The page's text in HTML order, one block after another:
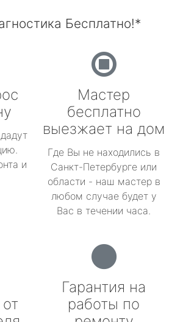
Бесплатно!*
и
Мастер
бесплатно
выезжает на дом
Где Вы не находились в
Санкт-Петербурге или
области - наш мастер в
любом случае будет у
Вас в течении часа.
Гарантия на
работы по